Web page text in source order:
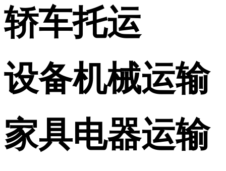
轿车托运
设备机械运输
家具电器运输